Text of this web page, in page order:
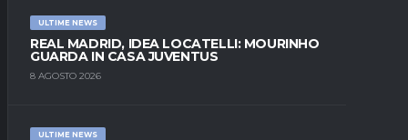
ULTIME NEWS
REAL MADRID, IDEA LOCATELLI: MOURINHO
GUARDA IN CASA JUVENTUS
8 AGOSTO 2026
ULTIME NEWS